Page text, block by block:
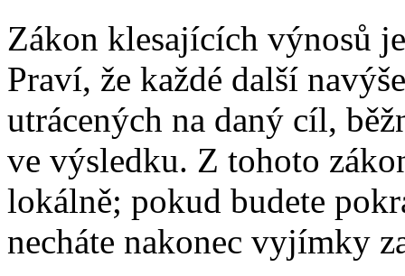
Zákon klesajících výnosů
Praví, že každé další
utrácených na daný cíl,
ve výsledku. Z tohoto
lokálně; pokud budete
necháte nakonec vyjímky